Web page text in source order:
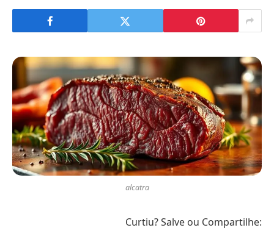
alcatra
Curtiu? Salve ou Compartilhe: